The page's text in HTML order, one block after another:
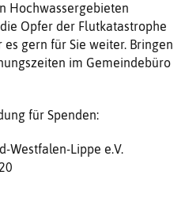
Hochwassergebieten
Opfer der Flutkatastrophe
gern für Sie weiter. Bringen
im Gemeindebüro
für Spenden:
Westfalen-Lippe e.V.